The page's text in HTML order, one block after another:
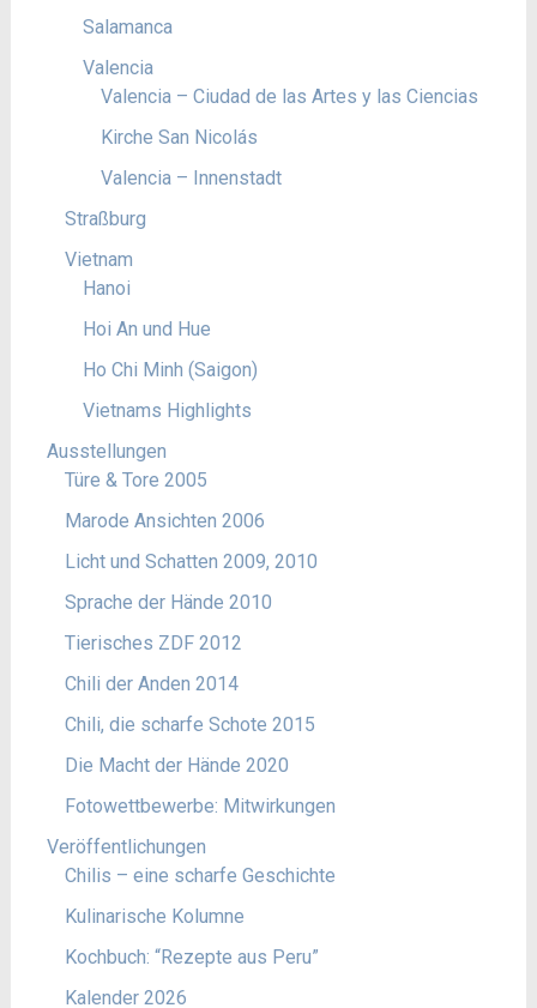
Salamanca
Valencia
Valencia – Ciudad de las Artes y las Ciencias
Kirche San Nicolás
Valencia – Innenstadt
Straßburg
Vietnam
Hanoi
Hoi An und Hue
Ho Chi Minh (Saigon)
Vietnams Highlights
Ausstellungen
Türe & Tore 2005
Marode Ansichten 2006
Licht und Schatten 2009, 2010
Sprache der Hände 2010
Tierisches ZDF 2012
Chili der Anden 2014
Chili, die scharfe Schote 2015
Die Macht der Hände 2020
Fotowettbewerbe: Mitwirkungen
Veröffentlichungen
Chilis – eine scharfe Geschichte
Kulinarische Kolumne
Kochbuch: “Rezepte aus Peru”
Kalender 2026